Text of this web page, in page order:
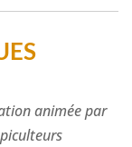
animée par